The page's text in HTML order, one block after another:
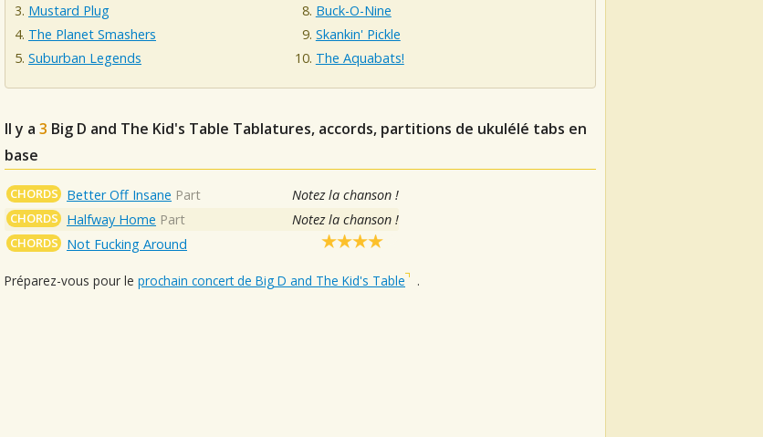
Mustard Plug
The Planet Smashers
Suburban Legends
Buck-O-Nine
Skankin' Pickle
The Aquabats!
Il y a 3 Big D and The Kid's Table Tablatures, accords, partitions de ukulélé tabs en
base
CHORDS Better Off Insane Part Notez la chanson !
CHORDS Halfway Home Part Notez la chanson !
CHORDS Not Fucking Around
Préparez-vous pour le prochain concert de Big D and The Kid's Table .